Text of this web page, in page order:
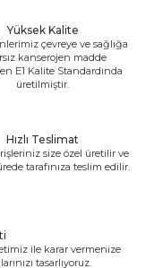
Yüksek Kalite
çevreye ve sağlığa
kanserojen madde
E1 Kalite Standardında
üretilmiştir.
Hızlı Teslimat
size özel üretilir ve
tarafınıza teslim edilir.
ile karar vermenize
tasarlıyoruz.